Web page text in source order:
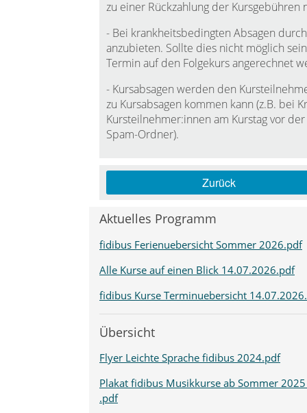
zu einer Rückzahlung der Kursgebühren
- Bei krankheitsbedingten Absagen
anzubieten. Sollte dies nicht möglich
Termin auf den Folgekurs angerechnet
- Kursabsagen werden den
zu Kursabsagen kommen kann (z.B. bei
Kursteilnehmer:innen am Kurstag vor
Spam-Ordner).
Zurück
Aktuelles Programm
fidibus Ferienuebersicht Sommer 2026.pdf
Alle Kurse auf einen Blick 14.07.2026.pdf
fidibus Kurse Terminuebersicht
Übersicht
Flyer Leichte Sprache fidibus 2024.pdf
Plakat fidibus Musikkurse ab Sommer
.pdf